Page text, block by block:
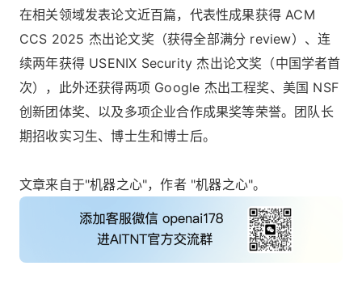
在相关领域发表论文近百篇，代表性成果获得 ACM
CCS 2025 杰出论文奖（获得全部满分 review）、连
续两年获得 USENIX Security 杰出论文奖（中国学者首
次），此外还获得两项 Google 杰出工程奖、美国 NSF
创新团体奖、以及多项企业合作成果奖等荣誉。团队长
期招收实习生、博士生和博士后。
文章来自于"机器之心"，作者 "机器之心"。